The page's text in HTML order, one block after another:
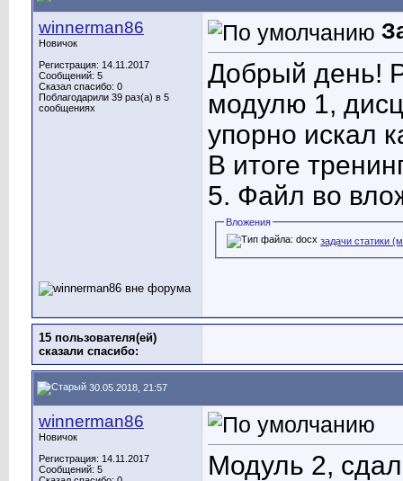
winnerman86
Новичок
Регистрация: 14.11.2017
Сообщений: 5
Сказал спасибо: 0
Поблагодарили 39 раз(а) в 5
сообщениях
Добрый день!
модулю 1,
упорно искал
В итоге
5. Файл во
Вложения
задачи статики
15 пользователя(ей)
сказали cпасибо:
30.05.2018, 21:57
winnerman86
Новичок
Регистрация: 14.11.2017
Сообщений: 5
Модуль 2,